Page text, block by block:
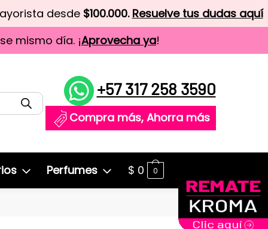
desde $100.000. Resuelve tus dudas aquí
mismo día. ¡Aprovecha ya!
+57 317 258 3590
Compra más, Ahorra más
Perfumes $ 0 0